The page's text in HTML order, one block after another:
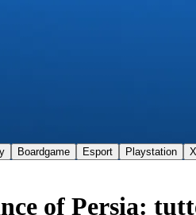
Boardgame Esport Playstation
of Persia: